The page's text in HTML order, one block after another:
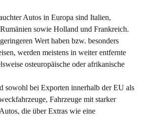
Autos in Europa sind Italien,
sowie Holland und Frankreich.
Wert haben bzw. besonders
werden meistens in weiter entfernte
osteuropäische oder afrikanische
sowohl bei Exporten innerhalb der EU als
Fahrzeuge mit starker
die über Extras wie eine